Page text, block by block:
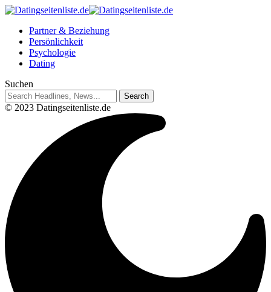
Partner & Beziehung
Persönlichkeit
Psychologie
Dating
Suchen
© 2023 Datingseitenliste.de